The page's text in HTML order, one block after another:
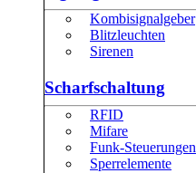
Kombisignalgeber
Blitzleuchten
Sirenen
Scharfschaltung
RFID
Mifare
Funk-Steuerungen
Sperrelemente